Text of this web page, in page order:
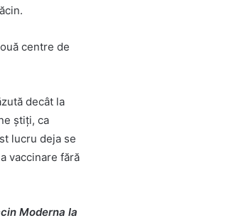
centre de
decât la
ştiţi, ca
lucru deja se
vaccinare fără
Moderna la